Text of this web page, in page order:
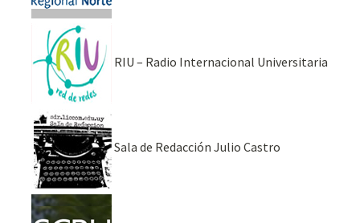
RIU – Radio Internacional Universitaria
Sala de Redacción Julio Castro